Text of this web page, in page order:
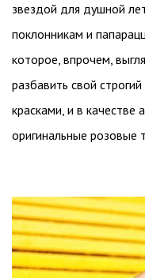
звездой для душной
поклонникам и
которое, впрочем,
разбавить свой
красками, и в качестве
оригинальные розовые